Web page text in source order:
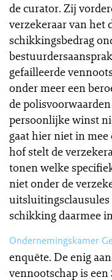
de curator. Zij
verzekeraar van het
schikkingsbedrag
gefailleerde
onder meer een
de
persoonlijke winst
gaat hier niet in
hof stelt de
tonen welke
niet onder de
uitsluitingsclausules
schikking daarmee
Ondernemingskamer
enquête. De enig
vennootschap is